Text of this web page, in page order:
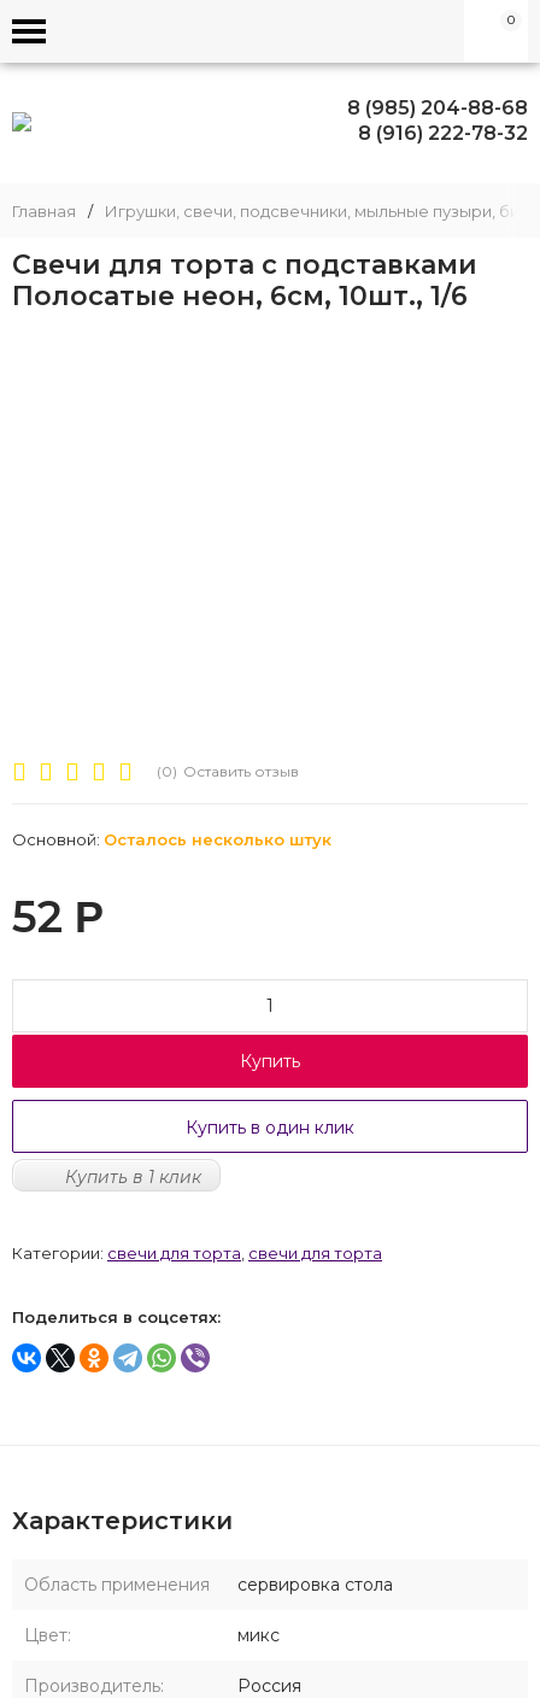
0
8 (985) 204-88-68
8 (916) 222-78-32
Главная / Игрушки, свечи, подсвечники, мыльные пузыри,
Свечи для торта с подставками
Полосатые неон, 6см, 10шт., 1/6
(0) Оставить отзыв
Основной: Осталось несколько штук
52 Р
Купить
Купить в один клик
Купить в 1 клик
Категории: свечи для торта свечи для торта
Поделиться в соцсетях:
Характеристики
Область применения сервировка стола
Цвет: микс
Производитель: Россия